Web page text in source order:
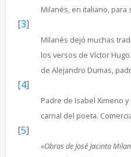
Milanés, en italiano, para
[3]
Milanés dejó muchas
los versos de Víctor
de Alejandro Dumas,
[4]
Padre de Isabel Ximeno
carnal del poeta.
[5]
«Obras de José Jacinto